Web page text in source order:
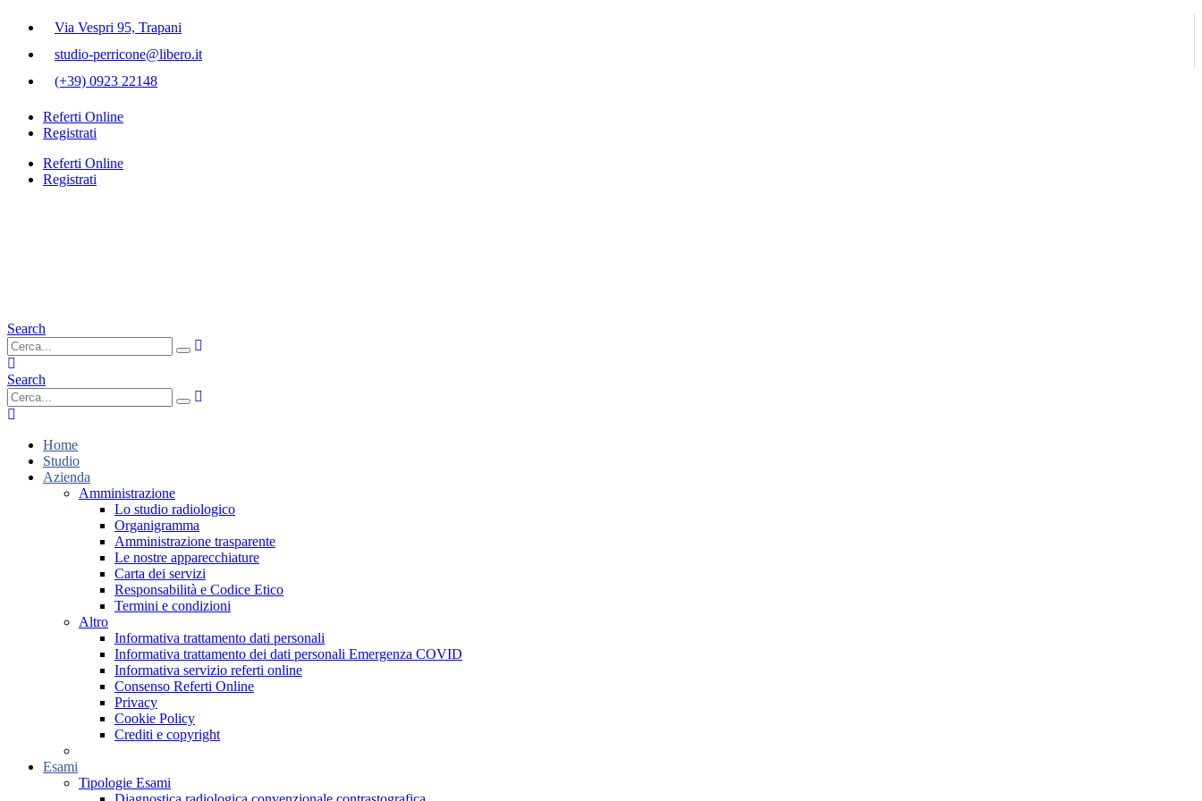
Via Vespri 95, Trapani
studio-perricone@libero.it
(+39) 0923 22148
Referti Online
Registrati
Referti Online
Registrati
Search
Search
Home
Studio
Azienda
Amministrazione
Lo studio radiologico
Organigramma
Amministrazione trasparente
Le nostre apparecchiature
Carta dei servizi
Responsabilità e Codice Etico
Termini e condizioni
Altro
Informativa trattamento dati personali
Informativa trattamento dei dati personali Emergenza COVID
Informativa servizio referti online
Consenso Referti Online
Privacy
Cookie Policy
Crediti e copyright
Esami
Tipologie Esami